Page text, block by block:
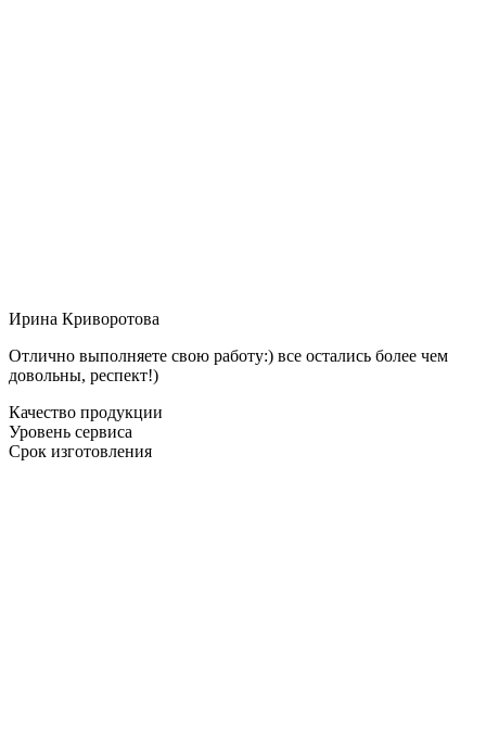
Ирина Криворотова
Отлично выполняете свою работу:) все остались более чем
довольны, респект!)
Качество продукции
Уровень сервиса
Срок изготовления